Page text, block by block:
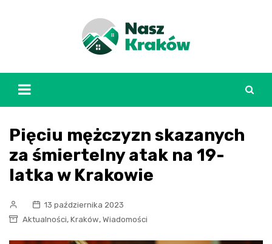
Pięciu mężczyzn skazanych
za śmiertelny atak na 19-
latka w Krakowie
13 października 2023
Aktualności, Kraków, Wiadomości